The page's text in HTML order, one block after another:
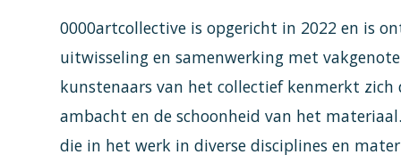
0000artcollective is opgericht in 2022 en is
uitwisseling en samenwerking met
kunstenaars van het collectief kenmerkt
ambacht en de schoonheid van het
die in het werk in diverse disciplines en